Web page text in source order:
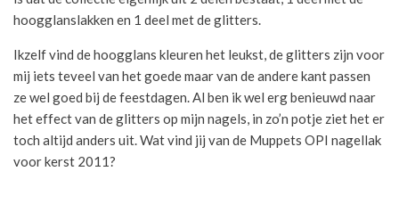
hoogglanslakken en 1 deel met de glitters.
Ikzelf vind de hoogglans kleuren het leukst, de glitters zijn voor
mij iets teveel van het goede maar van de andere kant passen
ze wel goed bij de feestdagen. Al ben ik wel erg benieuwd naar
het effect van de glitters op mijn nagels, in zo’n potje ziet het er
toch altijd anders uit. Wat vind jij van de Muppets OPI nagellak
voor kerst 2011?